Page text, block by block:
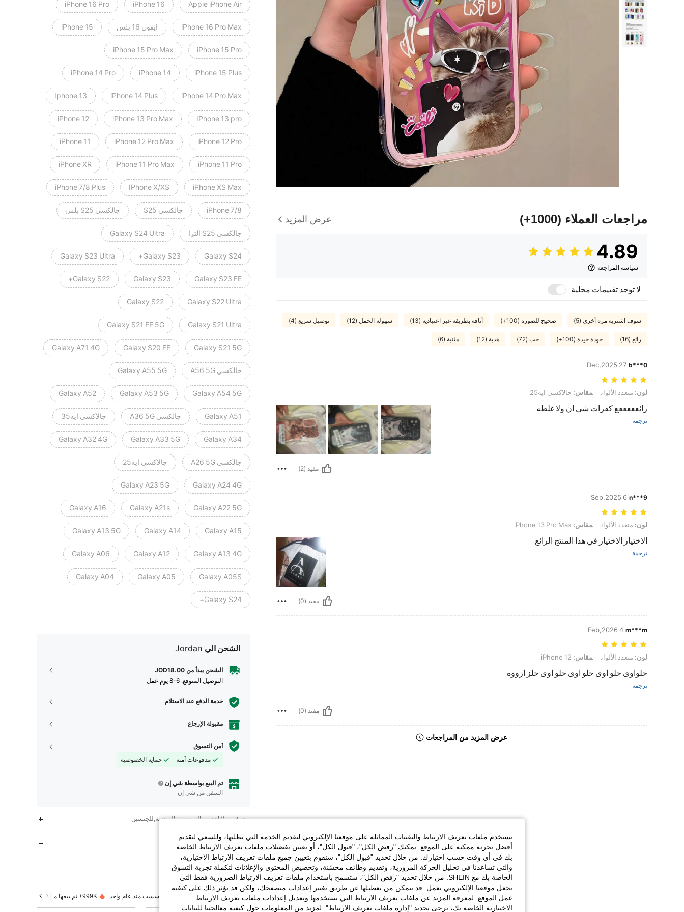
مراجعات العملاء (1000+) عرض المزيد
4.89
سياسة المراجعة
لا توجد تقييمات محلية
سوف اشتريه مرة أخرى (5) صحيح للصورة (100+) أناقة بطريقة غير اعتيادية (13) سهولة الحمل (12) توصيل سريع (4)
رائع (16) جودة جيدة (100+) حب (72) هدية (12) مثنية (6)
b***0
27 Dec,2025
لون: متعدد الألوان, مقاس: جالاكسي ايه25
لون: متعدد الألوان مقاس: جالاكسي ايه25
رائعععععع كفرات شي ان ولا غلطه
ترجمة
مفيد (2)
n***9
6 Sep,2025
لون: متعدد الألوان, مقاس: iPhone 13 Pro Max
لون: متعدد الألوان مقاس:
الاختيار الاختيار في هذا المنتج الرائع
ترجمة
مفيد (0)
m***m
4 Feb,2026
لون: متعدد الألوان, مقاس: iPhone 12
لون: متعدد الألوان مقاس:
حلواوى حلو اوى حلو اوى حلو اوى حلز ازووة
ترجمة
مفيد (0)
عرض المزيد من المراجعات
Apple iPhone Air
iPhone 16
iPhone 16 Pro
iPhone 16 Pro Max ايفون 16 بلس iPhone 15
iPhone 15 Pro
iPhone 15 Pro Max
iPhone 15 Plus
iPhone 14
iPhone 14 Pro
iPhone 14 Pro Max
iPhone 14 Plus
Iphone 13
IPhone 13 pro
iPhone 13 Pro Max
iPhone 12
iPhone 12 Pro
iPhone 12 Pro Max
iPhone 11
iPhone 11 Pro
iPhone 11 Pro Max
iPhone XR
iPhone XS Max
IPhone X/XS
iPhone 7/8 Plus
iPhone 7/8 جالكسي S25 جالكسي S25 بلس
جالكسي S25 الترا Galaxy S24 Ultra
Galaxy S24
Galaxy S23+
Galaxy S23 Ultra
Galaxy S23 FE
Galaxy S23
Galaxy S22+
Galaxy S22 Ultra
Galaxy S22
Galaxy S21 Ultra
Galaxy S21 FE 5G
Galaxy S21 5G
Galaxy S20 FE
Galaxy A71 4G
جالكسي A56 5G Galaxy A55 5G
Galaxy A54 5G
Galaxy A53 5G
Galaxy A52
Galaxy A51 جالكسي A36 5G جالاكسي ايه35
Galaxy A34
Galaxy A33 5G
Galaxy A32 4G
جالكسي A26 5G جالاكسي ايه25
Galaxy A24 4G
Galaxy A23 5G
Galaxy A22 5G
Galaxy A21s
Galaxy A16
Galaxy A15
Galaxy A14
Galaxy A13 5G
Galaxy A13 4G
Galaxy A12
Galaxy A06
Galaxy A05S
Galaxy A05
Galaxy A04
Galaxy S24+
الشحن الي Jordan
الشحن يبدأ من JOD18.00
التوصيل المتوقع: 6-8 يوم عمل
خدمة الدفع عند الاستلام
مقبولة الإرجاع
أمن التسوق
مدفوعات آمنة
حماية الخصوصية
تم البيع بواسطة شي إن
السفن من شي إن
وصف لا أحد,رسالة,تصميم الهندسة,للجنسين
حول المتجر
YOUSILAN
4.90
602
m***0تتصفح
4.90
602
عملاء متكررون بشكل كبير تأسست منذ عام واحد 999K+ تم بيعها مؤخرًا
نستخدم ملفات تعريف الارتباط والتقنيات المماثلة على موقعنا الإلكتروني لتقديم الخدمة التي تطلبها، وللسعي لتقديم
أفضل تجربة ممكنة على الموقع. يمكنك "رفض الكل"، "قبول الكل"، أو تعيين تفضيلات ملفات تعريف الارتباط الخاصة
بك في أي وقت حسب اختيارك. من خلال تحديد "قبول الكل"، سنقوم بتعيين جميع ملفات تعريف الارتباط الاختيارية،
والتي تساعدنا في تحليل الحركة المرورية، وتقديم وظائف محسّنة، وتخصيص المحتوى والإعلانات لتكملة تجربة التسوق
الخاصة بك مع SHEIN. من خلال تحديد "رفض الكل"، ستسمح باستخدام ملفات تعريف الارتباط الضرورية فقط التي
تجعل موقعنا الإلكتروني يعمل. قد تتمكن من تعطيلها عن طريق تغيير إعدادات متصفحك، ولكن قد يؤثر ذلك على كيفية
عمل الموقع. لمعرفة المزيد عن ملفات تعريف الارتباط التي نستخدمها وتعديل إعدادات ملفات تعريف الارتباط
الاختيارية الخاصة بك، يرجى تحديد "إدارة ملفات تعريف الارتباط". لمزيد من المعلومات حول كيفية معالجتنا للبيانات